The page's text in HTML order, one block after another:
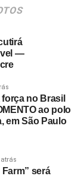
—
no Brasil
ao polo
em São Paulo
será